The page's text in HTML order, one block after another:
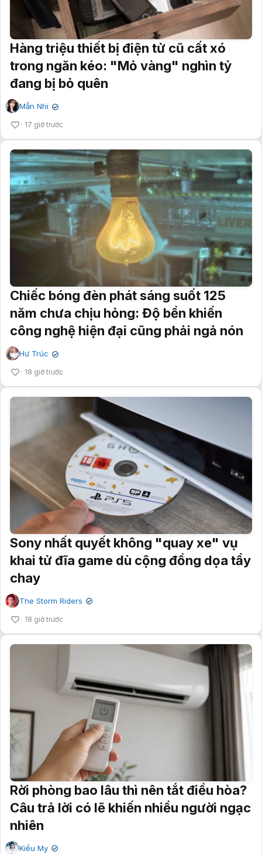
Hàng triệu thiết bị điện tử cũ cất xó
trong ngăn kéo: "Mỏ vàng" nghìn tỷ
đang bị bỏ quên
Mẫn Nhi ✔
17 giờ trước
Chiếc bóng đèn phát sáng suốt 125
năm chưa chịu hỏng: Độ bền khiến
công nghệ hiện đại cũng phải ngả nón
Hư Trúc ✔
18 giờ trước
Sony nhất quyết không "quay xe" vụ
khai tử đĩa game dù cộng đồng dọa tẩy
chay
The Storm Riders ✔
18 giờ trước
Rời phòng bao lâu thì nên tắt điều hòa?
Câu trả lời có lẽ khiến nhiều người ngạc
nhiên
Kiều My ✔